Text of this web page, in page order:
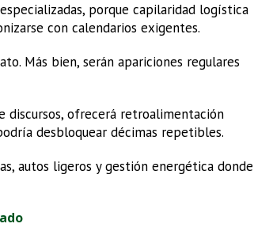
porque capilaridad logística
con calendarios exigentes.
Más bien, serán apariciones regulares
discursos, ofrecerá retroalimentación
desbloquear décimas repetibles.
autos ligeros y gestión energética donde